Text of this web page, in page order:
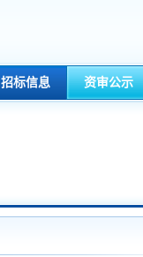
招标信息 资审公示